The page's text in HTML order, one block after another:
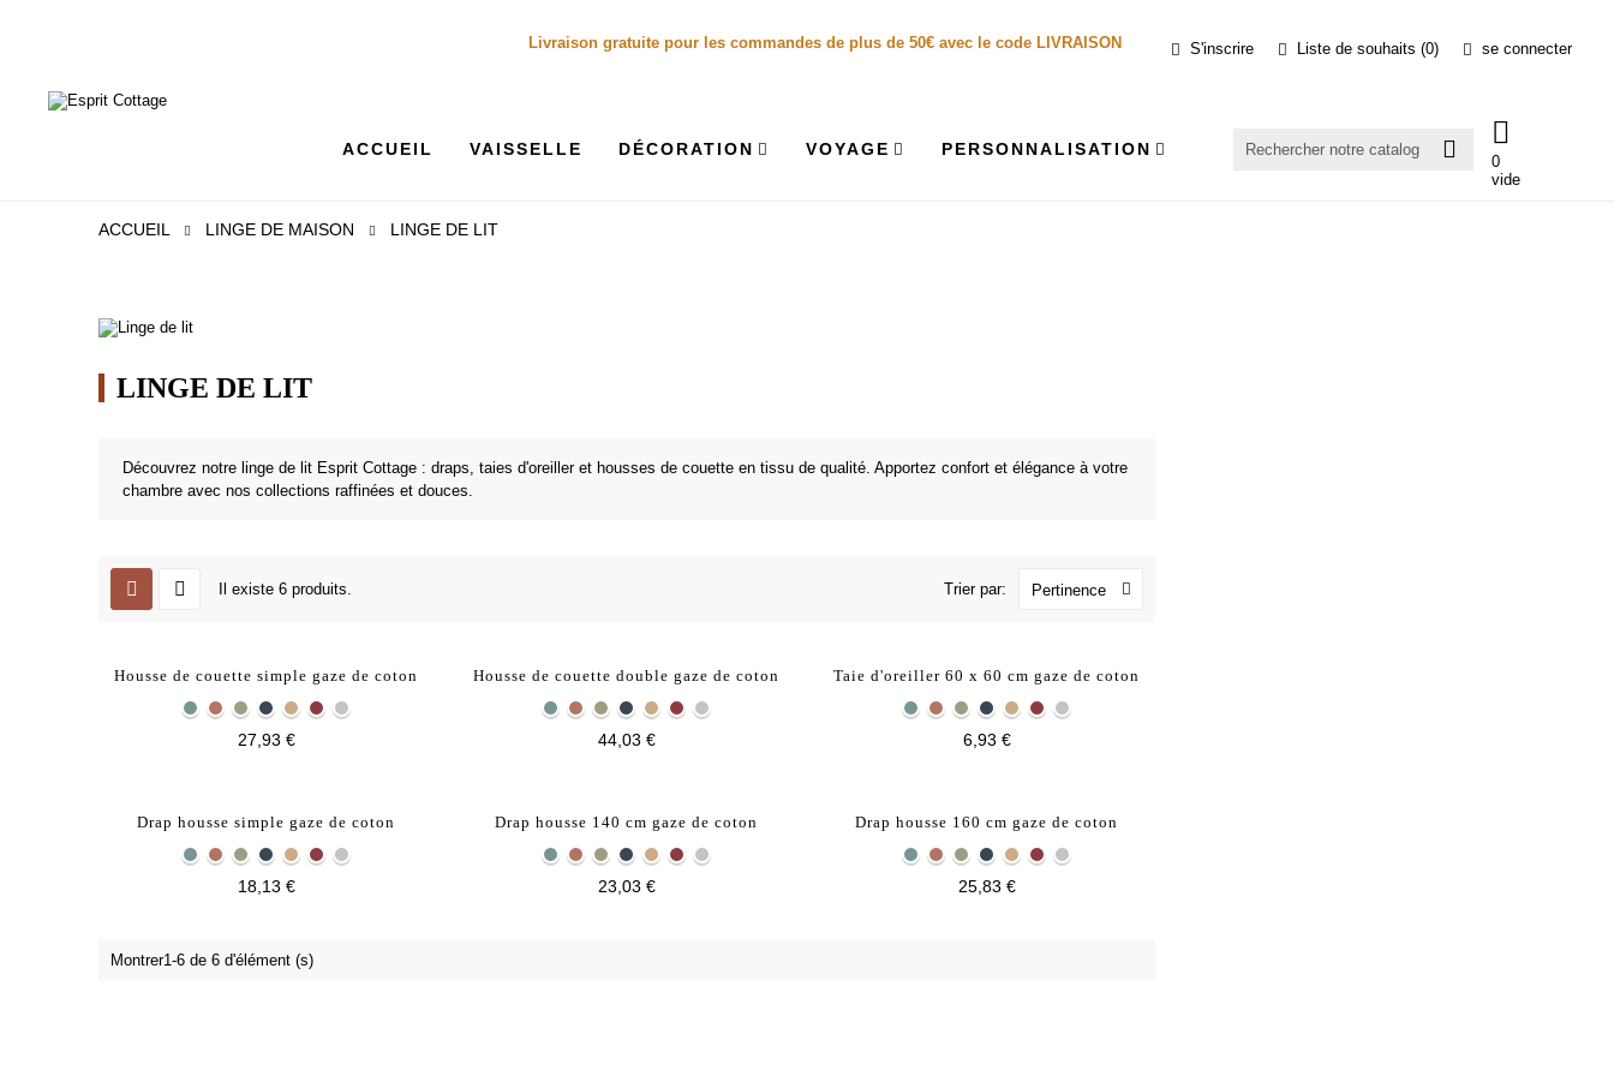
Livraison gratuite pour les commandes de plus de 50€ avec le code LIVRAISON S'inscrire Liste de souhaits 0 se connecter
ACCUEIL VAISSELLE DÉCORATION VOYAGE PERSONNALISATION
0
vide
ACCUEIL LINGE DE MAISON LINGE DE LIT
LINGE DE LIT
Découvrez notre linge de lit Esprit Cottage : draps, taies d'oreiller et housses de couette en tissu de qualité. Apportez confort et élégance à votre
chambre avec nos collections raffinées et douces.
Il existe 6 produits. Trier par: Pertinence
Housse de couette simple gaze de coton
27,93 €
Housse de couette double gaze de coton
44,03 €
Taie d'oreiller 60 x 60 cm gaze de coton
6,93 €
Drap housse simple gaze de coton
18,13 €
Drap housse 140 cm gaze de coton
23,03 €
Drap housse 160 cm gaze de coton
25,83 €
Montrer1-6 de 6 d'élément (s)